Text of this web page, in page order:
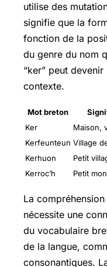
utilise des
signifie que la
fonction de la
du genre du nom
“ker” peut devenir
contexte.
Mot breton
Ker
Maison,
Kerfeunteun Village
Kerhuon
Petit
Kerroc’h
Petit
La
nécessite une
du vocabulaire
de la langue,
consonantiques.